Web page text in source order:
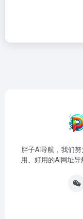
胖子Ai导航，我们
用、好用的Ai网址导